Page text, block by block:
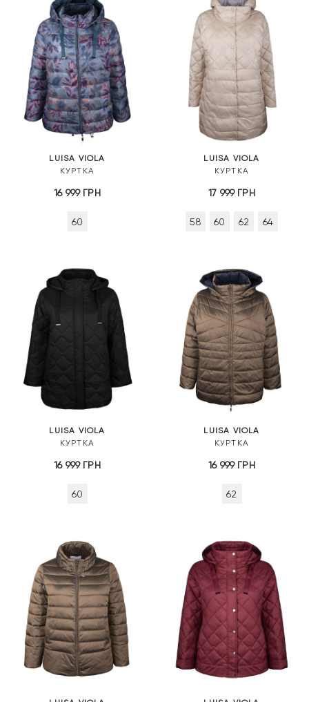
LUISA VIOLA
КУРТКА
16 999 ГРН
60
LUISA VIOLA
КУРТКА
17 999 ГРН
58 60 62 64
LUISA VIOLA
КУРТКА
16 999 ГРН
60
LUISA VIOLA
КУРТКА
16 999 ГРН
62